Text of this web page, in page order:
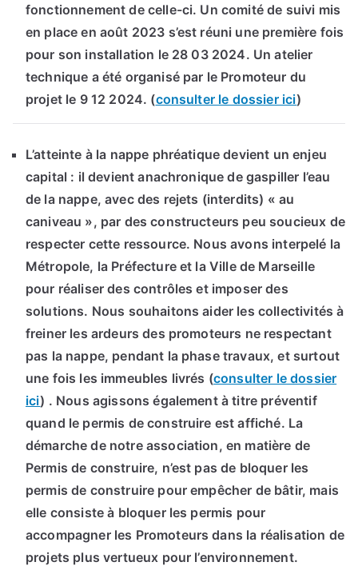
fonctionnement de celle-ci. Un comité de suivi mis
en place en août 2023 s’est réuni une première fois
pour son installation le 28 03 2024. Un atelier
technique a été organisé par le Promoteur du
projet le 9 12 2024. (consulter le dossier ici)
L’atteinte à la nappe phréatique devient un enjeu
capital : il devient anachronique de gaspiller l’eau
de la nappe, avec des rejets (interdits) « au
caniveau », par des constructeurs peu soucieux de
respecter cette ressource. Nous avons interpelé la
Métropole, la Préfecture et la Ville de Marseille
pour réaliser des contrôles et imposer des
solutions. Nous souhaitons aider les collectivités à
freiner les ardeurs des promoteurs ne respectant
pas la nappe, pendant la phase travaux, et surtout
une fois les immeubles livrés (consulter le dossier
ici) . Nous agissons également à titre préventif
quand le permis de construire est affiché. La
démarche de notre association, en matière de
Permis de construire, n’est pas de bloquer les
permis de construire pour empêcher de bâtir, mais
elle consiste à bloquer les permis pour
accompagner les Promoteurs dans la réalisation de
projets plus vertueux pour l’environnement.